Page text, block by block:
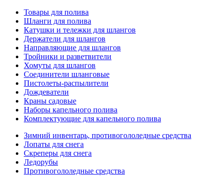
Товары для полива
Шланги для полива
Катушки и тележки для шлангов
Держатели для шлангов
Направляющие для шлангов
Тройники и разветвители
Хомуты для шлангов
Соединители шланговые
Пистолеты-распылители
Дождеватели
Краны садовые
Наборы капельного полива
Комплектующие для капельного полива
Зимний инвентарь, противогололедные средства
Лопаты для снега
Скреперы для снега
Ледорубы
Противогололедные средства